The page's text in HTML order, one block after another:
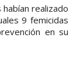
realizado
9 femicidas
en su